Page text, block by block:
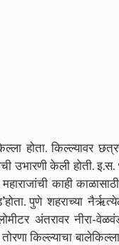
होता. किल्ल्यावर
उभारणी केली
काही
पुणे शहराच्या
अंतरावर नीरा-
किल्ल्याचा